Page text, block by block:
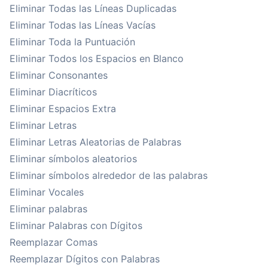
Eliminar Todas las Líneas Duplicadas
Eliminar Todas las Líneas Vacías
Eliminar Toda la Puntuación
Eliminar Todos los Espacios en Blanco
Eliminar Consonantes
Eliminar Diacríticos
Eliminar Espacios Extra
Eliminar Letras
Eliminar Letras Aleatorias de Palabras
Eliminar símbolos aleatorios
Eliminar símbolos alrededor de las palabras
Eliminar Vocales
Eliminar palabras
Eliminar Palabras con Dígitos
Reemplazar Comas
Reemplazar Dígitos con Palabras